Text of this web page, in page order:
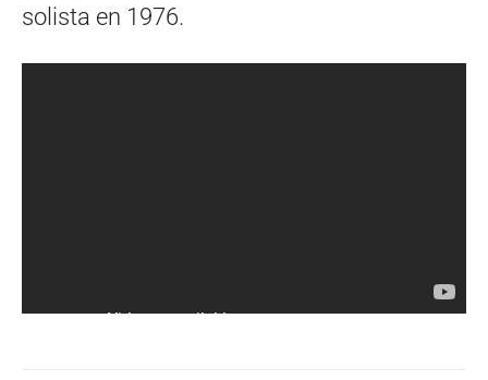
solista en 1976.